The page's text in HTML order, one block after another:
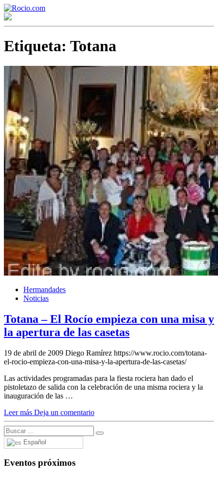
Etiqueta: Totana
Hermandades
Noticias
Totana – El Rocío empieza con una misa y
la apertura de las casetas
19 de abril de 2009 Diego Ramírez https://www.rocio.com/totana-
el-rocio-empieza-con-una-misa-y-la-apertura-de-las-casetas/
Las actividades programadas para la fiesta rociera han dado el
pistoletazo de salida con la celebración de una misma rociera y la
inauguración de las …
Leer más Deja un comentario
Español
Eventos próximos
¡Bienvenido! Soy el asistente virtual de rocio.com.
¿En qué puedo ayudarte?
Historia de la Virgen del Rocío
¿Cuándo es la romería del Rocío?
¿Cuántas hermandades participan en la romería?
¿Cuándo se construyó la primera ermita?
El traslado cada siete años
¿Cuales son los actos principales que se celebran en el
Rocío?
Quiero hacer el camino,¿que tengo que hacer?
En el Rocío, ¿dónde me alojo?